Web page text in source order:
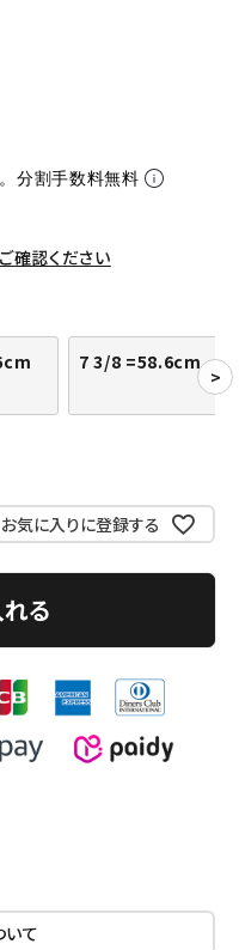
分割手数料無料
確認ください
7 3/8 =58.6cm
お気に入りに登録する
る
て